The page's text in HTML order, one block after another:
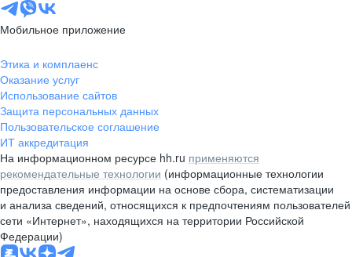
Мобильное приложение
Этика и комплаенс
Оказание услуг
Использование сайтов
Защита персональных данных
Пользовательское соглашение
ИТ аккредитация
На информационном ресурсе hh.ru применяются
рекомендательные технологии (информационные технологии
предоставления информации на основе сбора, систематизации
и анализа сведений, относящихся к предпочтениям пользователей
сети «Интернет», находящихся на территории Российской
Федерации)